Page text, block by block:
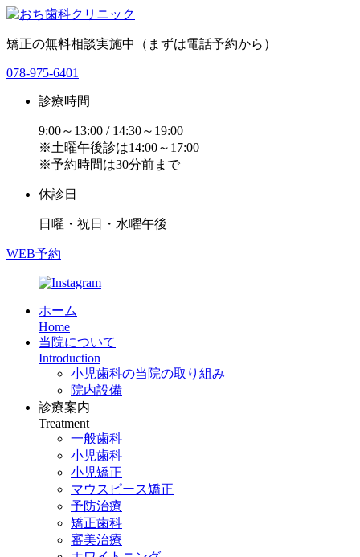
矯正の無料相談実施中（まずは電話予約から）
078-975-6401
診療時間
9:00～13:00 / 14:30～19:00
※土曜午後診は14:00～17:00
※予約時間は30分前まで
休診日
日曜・祝日・水曜午後
WEB予約
ホーム
Home
当院について
Introduction
小児歯科の当院の取り組み
院内設備
診療案内
Treatment
一般歯科
小児歯科
小児矯正
マウスピース矯正
予防治療
矯正歯科
審美治療